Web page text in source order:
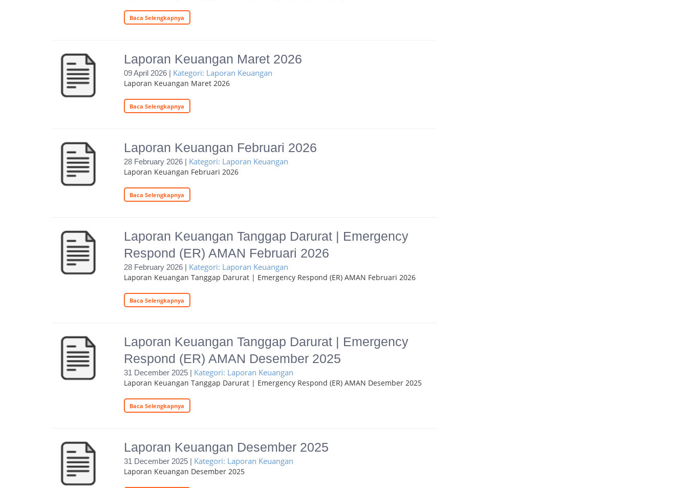
Baca Selengkapnya
Laporan Keuangan Maret 2026
09 April 2026 | Kategori: Laporan Keuangan
Laporan Keuangan Maret 2026
Baca Selengkapnya
Laporan Keuangan Februari 2026
28 February 2026 | Kategori: Laporan Keuangan
Laporan Keuangan Februari 2026
Baca Selengkapnya
Laporan Keuangan Tanggap Darurat | Emergency
Respond (ER) AMAN Februari 2026
28 February 2026 | Kategori: Laporan Keuangan
Laporan Keuangan Tanggap Darurat | Emergency Respond (ER) AMAN Februari 2026
Baca Selengkapnya
Laporan Keuangan Tanggap Darurat | Emergency
Respond (ER) AMAN Desember 2025
31 December 2025 | Kategori: Laporan Keuangan
Laporan Keuangan Tanggap Darurat | Emergency Respond (ER) AMAN Desember 2025
Baca Selengkapnya
Laporan Keuangan Desember 2025
31 December 2025 | Kategori: Laporan Keuangan
Laporan Keuangan Desember 2025